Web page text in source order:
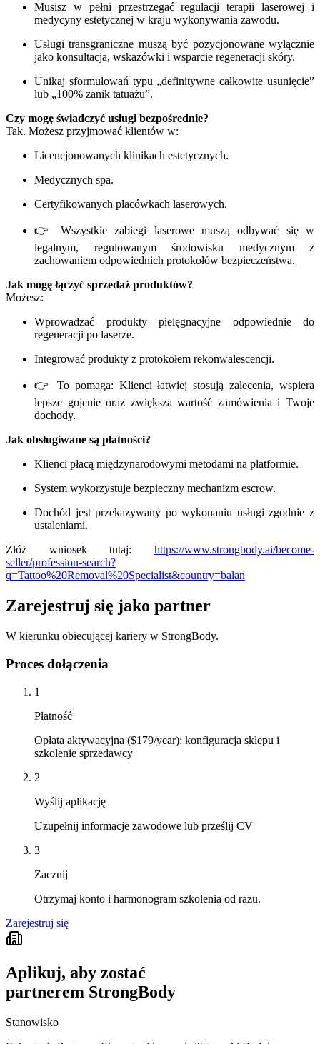
Musisz w pełni przestrzegać regulacji terapii laserowej i
medycyny estetycznej w kraju wykonywania zawodu.
Usługi transgraniczne muszą być pozycjonowane wyłącznie
jako konsultacja, wskazówki i wsparcie regeneracji skóry.
Unikaj sformułowań typu „definitywne całkowite usunięcie”
lub „100% zanik tatuażu”.
Czy mogę świadczyć usługi bezpośrednie?
Tak. Możesz przyjmować klientów w:
Licencjonowanych klinikach estetycznych.
Medycznych spa.
Certyfikowanych placówkach laserowych.
👉 Wszystkie zabiegi laserowe muszą odbywać się w
legalnym, regulowanym środowisku medycznym z
zachowaniem odpowiednich protokołów bezpieczeństwa.
Jak mogę łączyć sprzedaż produktów?
Możesz:
Wprowadzać produkty pielęgnacyjne odpowiednie do
regeneracji po laserze.
Integrować produkty z protokołem rekonwalescencji.
👉 To pomaga: Klienci łatwiej stosują zalecenia, wspiera
lepsze gojenie oraz zwiększa wartość zamówienia i Twoje
dochody.
Jak obsługiwane są płatności?
Klienci płacą międzynarodowymi metodami na platformie.
System wykorzystuje bezpieczny mechanizm escrow.
Dochód jest przekazywany po wykonaniu usługi zgodnie z
ustaleniami.
Złóż wniosek tutaj: https://www.strongbody.ai/become-
seller/profession-search?
q=Tattoo%20Removal%20Specialist&country=balan
Zarejestruj się jako partner
W kierunku obiecującej kariery w StrongBody.
Proces dołączenia
1
Płatność
Opłata aktywacyjna ($179/year): konfiguracja sklepu i
szkolenie sprzedawcy
2
Wyślij aplikację
Uzupełnij informacje zawodowe lub prześlij CV
3
Zacznij
Otrzymaj konto i harmonogram szkolenia od razu.
Zarejestruj się
Aplikuj, aby zostać
partnerem StrongBody
Stanowisko